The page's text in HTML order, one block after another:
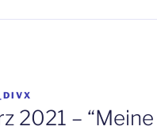
2021 –